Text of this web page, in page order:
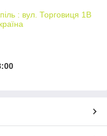
: вул. Торговиця 1В